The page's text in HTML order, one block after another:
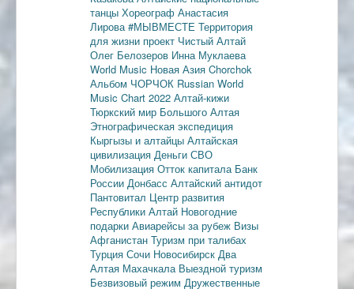
танцы Хореограф Анастасия
Лирова #МЫВМЕСТЕ Территория
для жизни проект Чистый Алтай
Олег Белозеров Инна Муклаева
World Music Новая Азия Chorchok
Альбом ЧОРЧОК Russian World
Music Chart 2022 Алтай-кижи
Тюркский мир Большого Алтая
Этнографическая экспедиция
Кыргызы и алтайцы Алтайская
цивилизация Деньги СВО
Мобилизация Отток капитала Банк
России Донбасс Алтайский антидот
Пантовитал Центр развития
Республики Алтай Новогодние
подарки Авиарейсы за рубеж Визы
Афганистан Туризм при талибах
Турция Сочи Новосибирск Два
Алтая Махачкала Выездной туризм
Безвизовый режим Дружественные